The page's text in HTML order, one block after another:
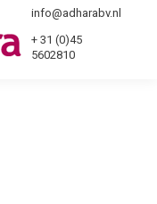
info@adharabv.nl
+ 31 (0)45
5602810